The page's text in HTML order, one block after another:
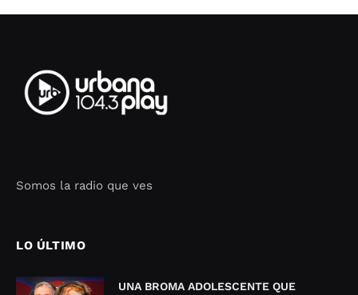
Somos la radio que ves
LO ÚLTIMO
UNA BROMA ADOLESCENTE QUE